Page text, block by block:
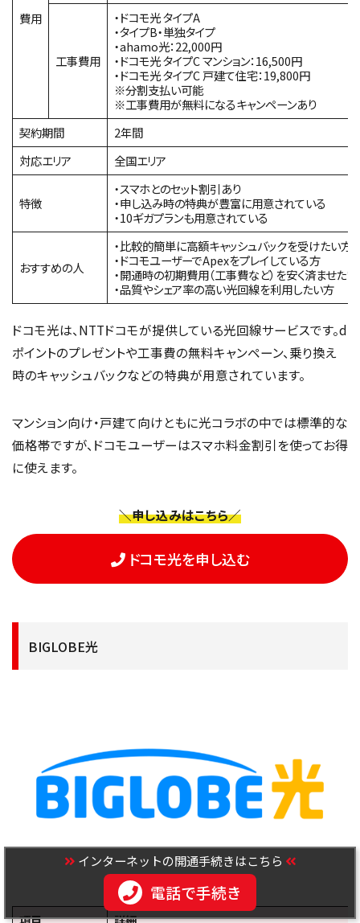
費用
工事費用
・ドコモ光 タイプA
・タイプB・単独タイプ
・ahamo光：22,000円
・ドコモ光 タイプC マンション：16,500円
・ドコモ光 タイプC 戸建て住宅：19,800円
※分割支払い可能
※工事費用が無料になるキャンペーンあり
契約期間
2年間
対応エリア
全国エリア
特徴
・スマホとのセット割引あり
・申し込み時の特典が豊富に用意されている
・10ギガプランも用意されている
おすすめの人
・比較的簡単に高額キャッシュバックを受けたい方
・ドコモユーザーでApexをプレイしている方
・開通時の初期費用（工事費など）を安く済ませた
・品質やシェア率の高い光回線を利用したい方
ドコモ光は、NTTドコモが提供している光回線サービスです。d
ポイントのプレゼントや工事費の無料キャンペーン、乗り換え
時のキャッシュバックなどの特典が用意されています。
マンション向け・戸建て向けともに光コラボの中では標準的な
価格帯ですが、ドコモユーザーはスマホ料金割引を使ってお得
に使えます。
＼申し込みはこちら／
ドコモ光を申し込む
BIGLOBE光
インターネットの開通手続きはこちら
電話で手続き